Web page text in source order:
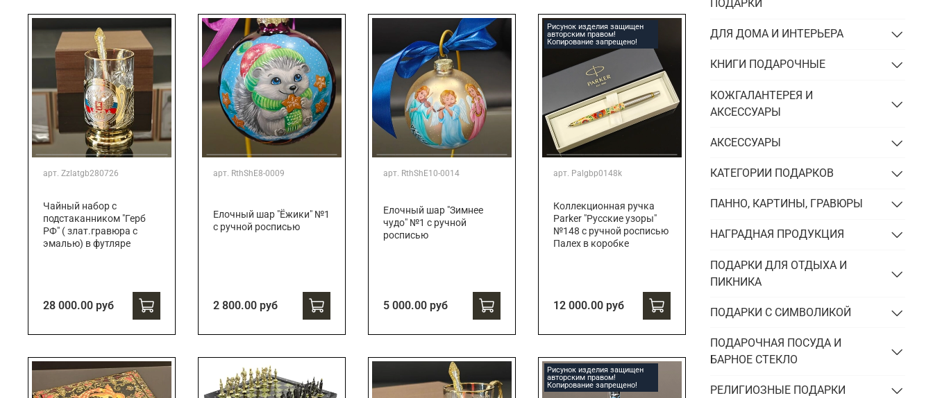
Подарки брокеру
Подарки директору/руководителю
Подарки строителю
Подарки учителю
Подарки энергетику
Подарки юристу
арт. Zzlatgb280726
Чайный набор с
подстаканником "Герб
РФ" ( злат.гравюра с
эмалью) в футляре
28 000.00 руб
арт. RthShE8-0009
Елочный шар "Ёжики" №1
с ручной росписью
2 800.00 руб
арт. RthShE10-0014
Елочный шар "Зимнее
чудо" №1 с ручной
росписью
5 000.00 руб
Рисунок изделия защищен
авторским правом!
Копирование запрещено!
арт. Palgbp0148k
Коллекционная ручка
Parker "Русские узоры"
№148 с ручной росписью
Палех в коробке
12 000.00 руб
Рисунок изделия защищен
авторским правом!
Копирование запрещено!
ПОДАРКИ
ДЛЯ ДОМА И ИНТЕРЬЕРА
КНИГИ ПОДАРОЧНЫЕ
КОЖГАЛАНТЕРЕЯ И
АКСЕССУАРЫ
АКСЕССУАРЫ
КАТЕГОРИИ ПОДАРКОВ
ПАННО, КАРТИНЫ, ГРАВЮРЫ
НАГРАДНАЯ ПРОДУКЦИЯ
ПОДАРКИ ДЛЯ ОТДЫХА И
ПИКНИКА
ПОДАРКИ С СИМВОЛИКОЙ
ПОДАРОЧНАЯ ПОСУДА И
БАРНОЕ СТЕКЛО
РЕЛИГИОЗНЫЕ ПОДАРКИ